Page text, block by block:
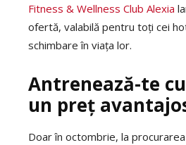
Fitness & Wellness Club Alexia
ofertă, valabilă pentru toți cei
schimbare în viața lor.
Antrenează-te
un preț
Doar în octombrie, la